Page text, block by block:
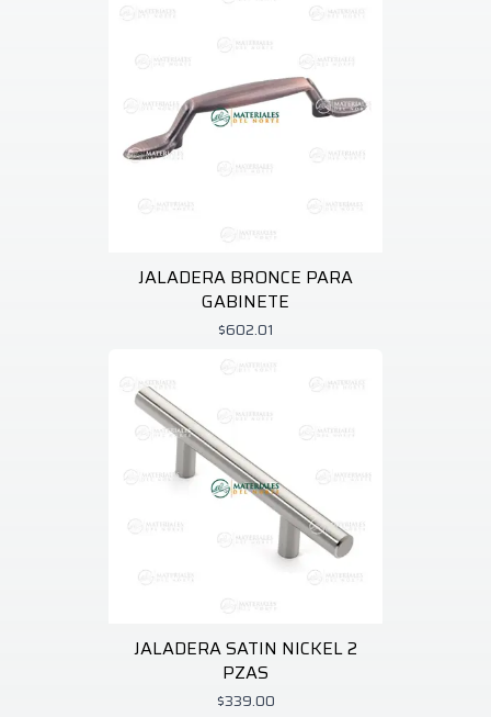
JALADERA BRONCE PARA
GABINETE
$602.01
JALADERA SATIN NICKEL 2
PZAS
$339.00